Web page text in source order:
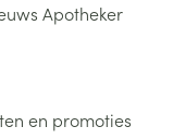
Apotheker
en promoties